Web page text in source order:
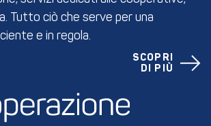
Tutto ciò che serve per una
e in regola.
SCOPRI
DI PIÙ